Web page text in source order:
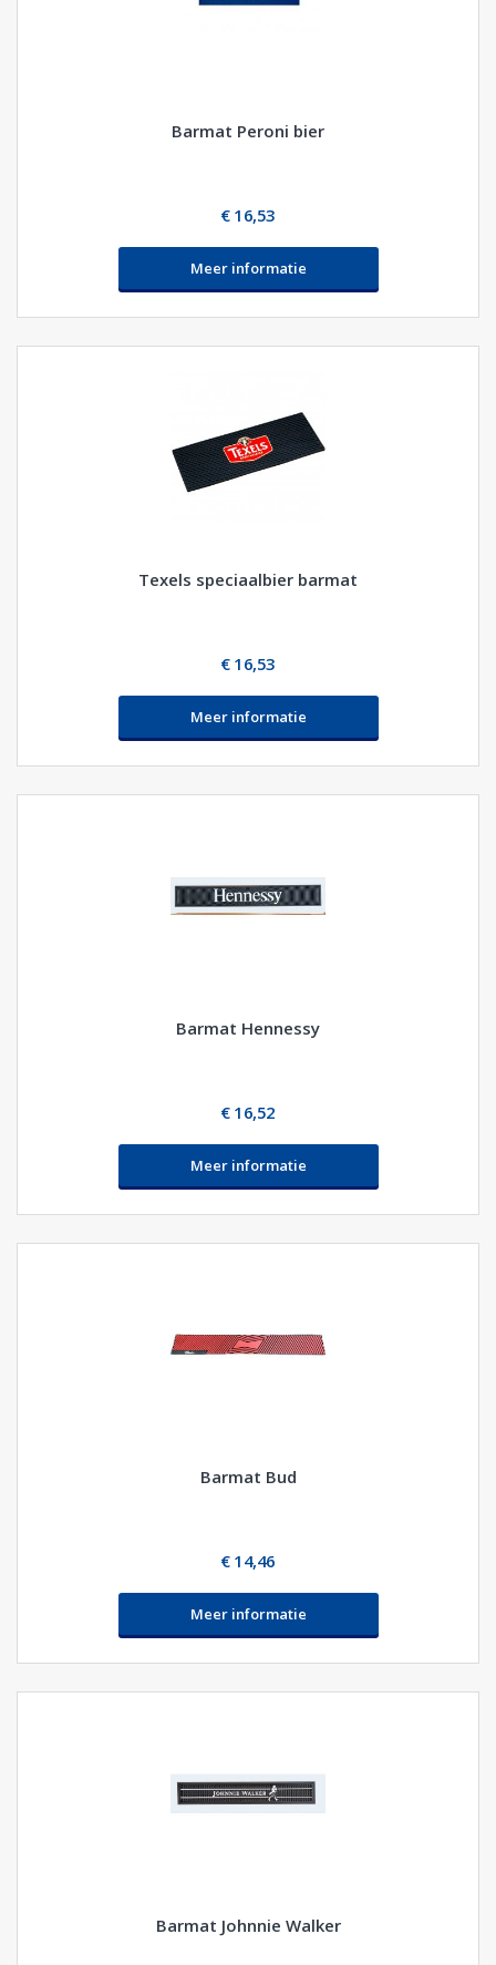
Barmat Peroni bier
€ 16,53
Meer informatie
Texels speciaalbier barmat
€ 16,53
Meer informatie
Barmat Hennessy
€ 16,52
Meer informatie
Barmat Bud
€ 14,46
Meer informatie
Barmat Johnnie Walker